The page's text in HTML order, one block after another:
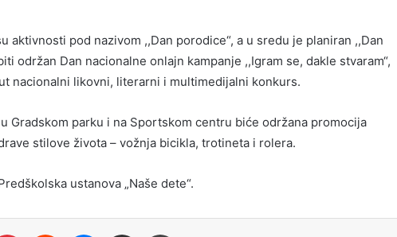
aktivnosti pod nazivom ,,Dan porodice“, a u sredu je planiran ,,Dan
održan Dan nacionalne onlajn kampanje ,,Igram se, dakle stvaram“,
nacionalni likovni, literarni i multimedijalni konkurs.
Gradskom parku i na Sportskom centru biće održana promocija
stilove života – vožnja bicikla, trotineta i rolera.
ustanova „Naše dete“.
Pinterest Reddit Messenger
Share via Email